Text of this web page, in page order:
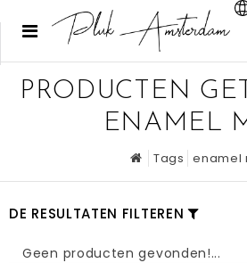
PRODUCTEN
ENAMEL
Tags enamel
DE RESULTATEN FILTEREN
Geen producten gevonden!...